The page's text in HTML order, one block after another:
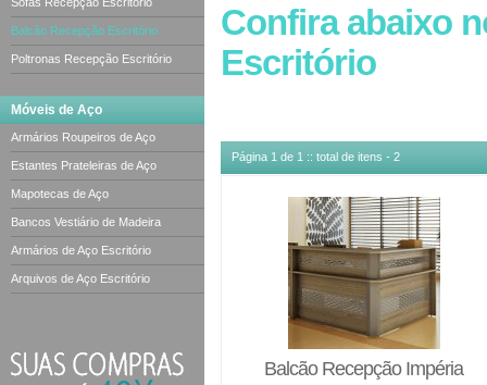
Balcão Recepção Escritório
Poltronas Recepção Escritório
Móveis de Aço
Armários Roupeiros de Aço
Estantes Prateleiras de Aço
Mapotecas de Aço
Bancos Vestiário de Madeira
Armários de Aço Escritório
Arquivos de Aço Escritório
curvado pode conter o modelo retangular
de orçamento.
A escolha do balcão para recepção
clínicas e salão de beleza.
Confira abaixo
Escritório
Página 1 de 1 :: total de itens - 2
Balcão Recepção Impéria